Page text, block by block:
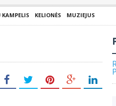
KAMPELIS KELIONĖS MUZIEJUS